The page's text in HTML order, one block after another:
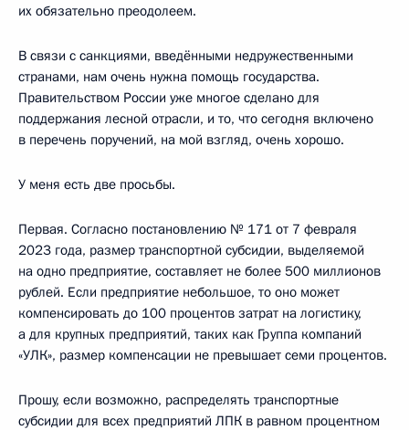
их обязательно преодолеем.
В связи с санкциями, введёнными недружественными
странами, нам очень нужна помощь государства.
Правительством России уже многое сделано для
поддержания лесной отрасли, и то, что сегодня включено
в перечень поручений, на мой взгляд, очень хорошо.
У меня есть две просьбы.
Первая. Согласно постановлению № 171 от 7 февраля
2023 года, размер транспортной субсидии, выделяемой
на одно предприятие, составляет не более 500 миллионов
рублей. Если предприятие небольшое, то оно может
компенсировать до 100 процентов затрат на логистику,
а для крупных предприятий, таких как Группа компаний
«УЛК», размер компенсации не превышает семи процентов.
Прошу, если возможно, распределять транспортные
субсидии для всех предприятий ЛПК в равном процентном